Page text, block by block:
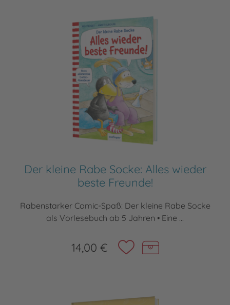
Der kleine Rabe Socke: Alles wieder
beste Freunde!
Rabenstarker Comic-Spaß: Der kleine Rabe Socke
als Vorlesebuch ab 5 Jahren • Eine ...
14,00 €